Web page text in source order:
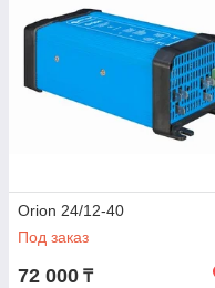
Orion 24/12-40
Под заказ
72 000 ₸